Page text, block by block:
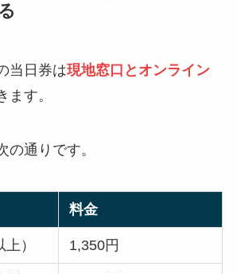
当日券は現地窓口とオンライン
ます。
の通りです。
料金
） 1,350円